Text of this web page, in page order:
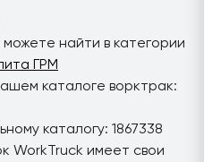
найти в категории
ГРМ
каталоге ворктрак:
каталогу: 1867338
WorkTruck имеет свои